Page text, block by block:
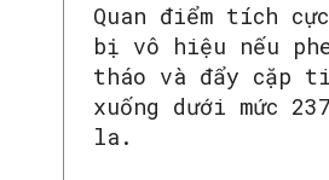
Quan điểm tích
bị vô hiệu nếu
tháo và đẩy cặp
xuống dưới mức
la.